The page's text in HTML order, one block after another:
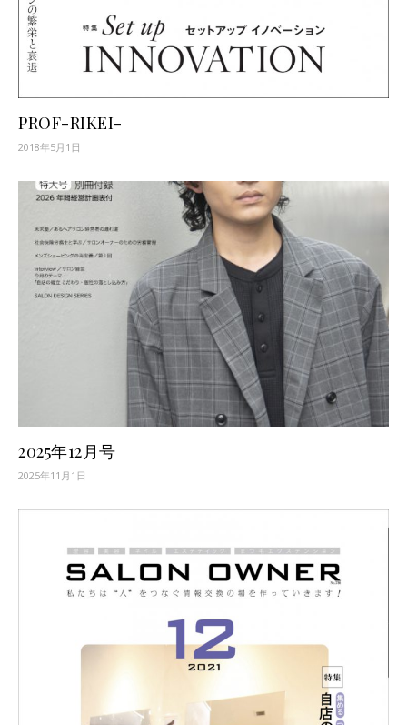
PROF-RIKEI-
2018年5月1日
2025年12月号
2025年11月1日